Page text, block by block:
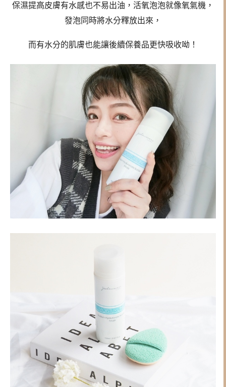
保濕提高皮膚有水感也不易出油，活氧泡泡就像氧氣機，
發泡同時將水分釋放出來，
而有水分的肌膚也能讓後續保養品更快吸收呦！